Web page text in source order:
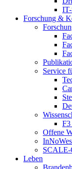
Forschung &
Service
F3
Offene
SCALE-
Leben